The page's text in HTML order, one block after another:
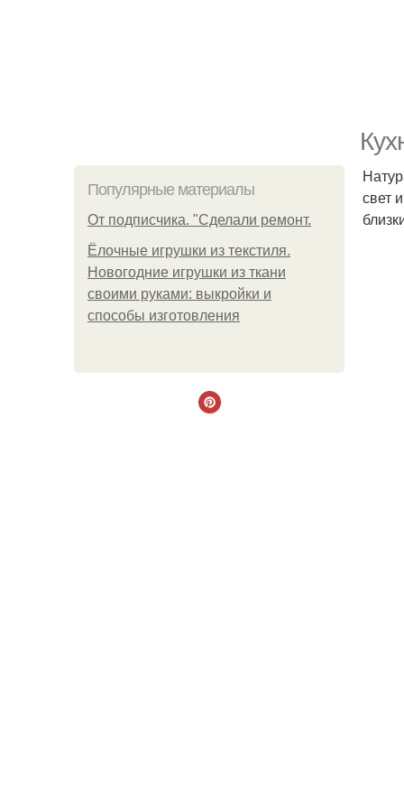
Популярные материалы
От подписчика. "Сделали ремонт.
Ёлочные игрушки из текстиля.
Новогодние игрушки из ткани
своими руками: выкройки и
способы изготовления
свет